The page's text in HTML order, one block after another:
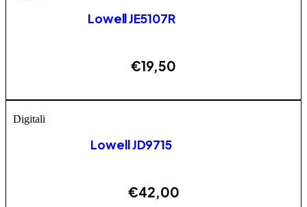
Lowell JE5107R
€19,50
Digitali
Lowell JD9715
€42,00